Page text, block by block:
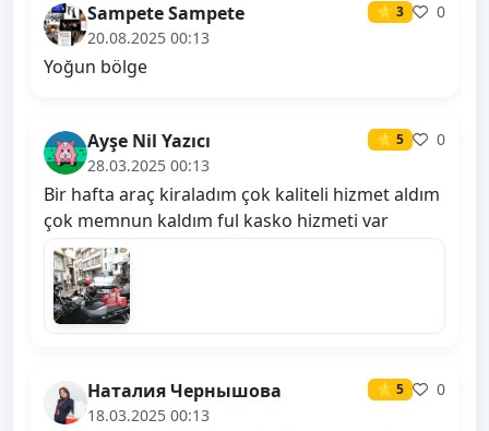
Sampete Sampete ⭐ 3
0
20.08.2025 00:13
Yoğun bölge
Ayşe Nil Yazıcı ⭐ 5
0
28.03.2025 00:13
Bir hafta araç kiraladım çok kaliteli hizmet aldım
çok memnun kaldım ful kasko hizmeti var
Наталия Чернышова ⭐ 5
0
18.03.2025 00:13